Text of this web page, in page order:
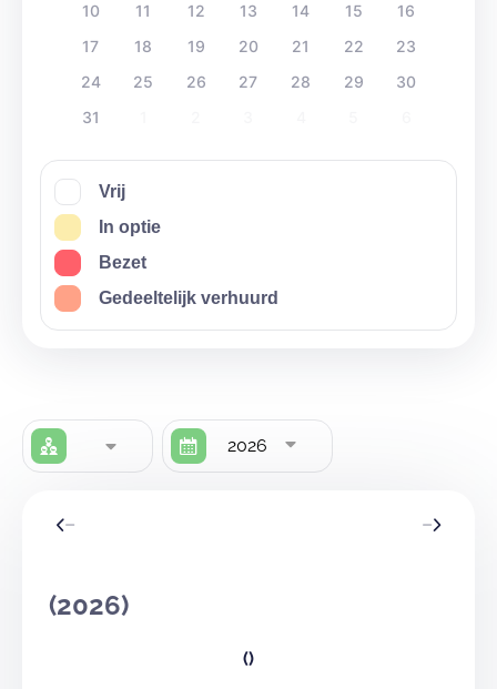
10
11 12 13 14 15
16
17
18 19 20 21 22
23
24
25 26 27 28 29
30
31
Vrij
In optie
Bezet
Gedeeltelijk verhuurd
2026
(2026)
()